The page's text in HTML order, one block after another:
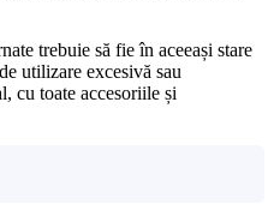
trebuie să fie în aceeași stare
utilizare excesivă sau
cu toate accesoriile și